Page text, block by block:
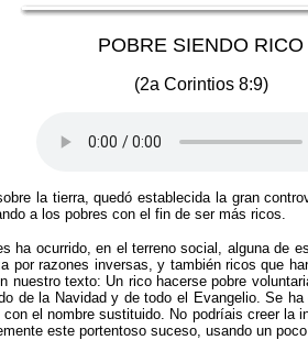
POBRE SIENDO RICO
(2a Corintios 8:9)
la tierra, quedó establecida la gran
a los pobres con el fin de ser más ricos.
ha ocurrido, en el terreno social, alguna de
por razones inversas, y también ricos que
nuestro texto: Un rico hacerse pobre
de la Navidad y de todo el Evangelio. Se
el nombre sustituido. No podríais creer
este portentoso suceso, usando un